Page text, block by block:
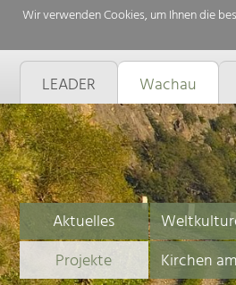
Wir verwenden Cookies, um Ihnen die
LEADER Wachau
Aktuelles
Projekte
Kirchen